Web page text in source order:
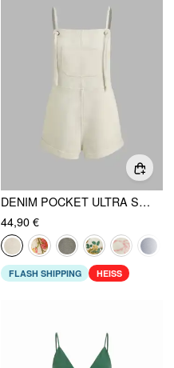
DENIM POCKET ULTRA SHORT ROMPER
44,90 €
FLASH SHIPPING HEISS